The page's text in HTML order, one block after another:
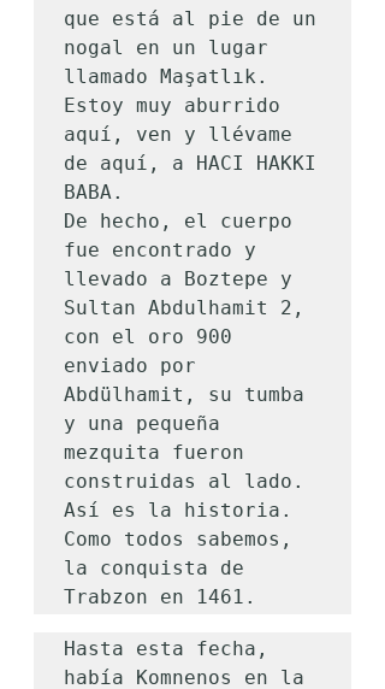
que está al pie de un
nogal en un lugar
llamado Maşatlık.
Estoy muy aburrido
aquí, ven y llévame
de aquí, a HACI HAKKI
BABA.
De hecho, el cuerpo
fue encontrado y
llevado a Boztepe y
Sultan Abdulhamit 2,
con el oro 900
enviado por
Abdülhamit, su tumba
y una pequeña
mezquita fueron
construidas al lado.
Así es la historia.
Como todos sabemos,
la conquista de
Trabzon en 1461.
Hasta esta fecha,
había Komnenos en la